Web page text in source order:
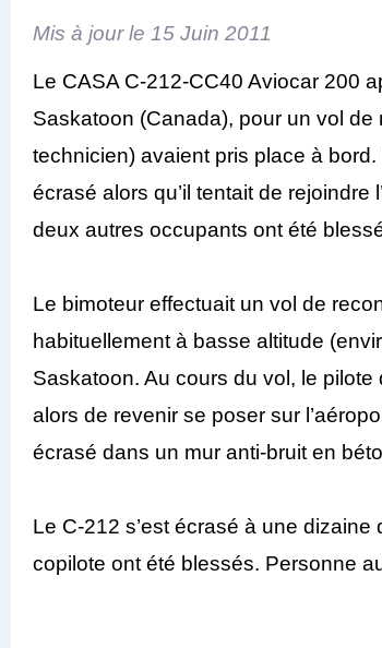
Mis à jour le 15 Juin 2011
Le CASA C-212-CC40 Aviocar 200
Saskatoon (Canada), pour un vol
technicien) avaient pris place à
écrasé alors qu’il tentait de rejoindre
deux autres occupants ont été
Le bimoteur effectuait un vol de
habituellement à basse altitude
Saskatoon. Au cours du vol, le
alors de revenir se poser sur
écrasé dans un mur anti-bruit en
Le C-212 s’est écrasé à une
copilote ont été blessés. Personne